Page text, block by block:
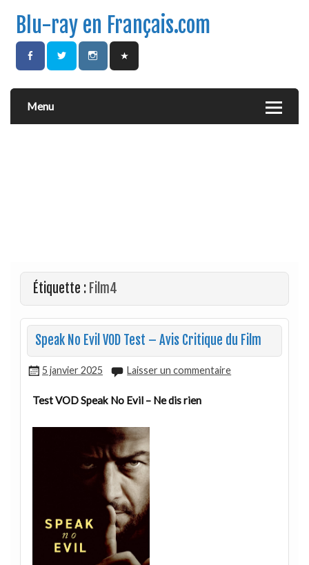
Blu-ray en Français.com
Menu
Étiquette : Film4
Speak No Evil VOD Test – Avis Critique du Film
5 janvier 2025 Laisser un commentaire
Test VOD Speak No Evil – Ne dis rien